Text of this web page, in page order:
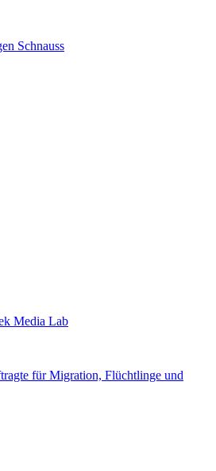
Schnauss
Media Lab
für Migration, Flüchtlinge und